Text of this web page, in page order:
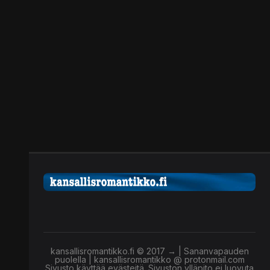
kansallisromantikko.fi © 2017 → | Sananvapauden
puolella | kansallisromantikko @ protonmail.com
Sivusto käyttää evästeitä. Sivuston ylläpito ei luovuta